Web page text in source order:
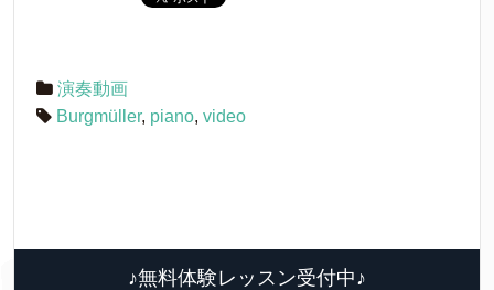
演奏動画
Burgmüller, piano, video
♪無料体験レッスン受付中♪